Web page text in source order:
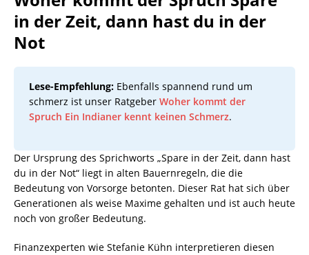
in der Zeit, dann hast du in der
Not
Lese-Empfehlung: Ebenfalls spannend rund um
schmerz ist unser Ratgeber Woher kommt der
Spruch Ein Indianer kennt keinen Schmerz.
Der Ursprung des Sprichworts „Spare in der Zeit, dann hast
du in der Not“ liegt in alten Bauernregeln, die die
Bedeutung von Vorsorge betonten. Dieser Rat hat sich über
Generationen als weise Maxime gehalten und ist auch heute
noch von großer Bedeutung.
Finanzexperten wie Stefanie Kühn interpretieren diesen